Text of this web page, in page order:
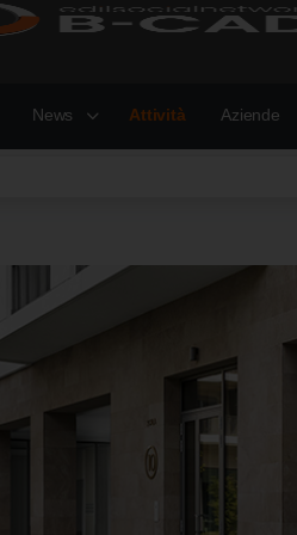
News Attività Aziende